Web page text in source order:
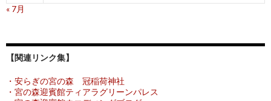
« 7月
【関連リンク集】
・安らぎの宮の森 冠稲荷神社
・宮の森迎賓館ティアラグリーンパレス